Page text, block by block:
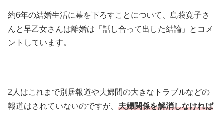
約6年の結婚生活に幕を下ろすことについて、島袋寛子さ
んと早乙女さんは離婚は「話し合って出した結論」とコメ
ントしています。
2人はこれまで別居報道や夫婦間の大きなトラブルなどの
報道はされていないのですが、 夫婦関係を解消しなければ